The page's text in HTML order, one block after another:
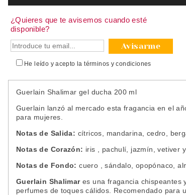
¿Quieres que te avisemos cuando esté
disponible?
Avisarme
He leído y acepto latérminos y condiciones
Guerlain Shalimar gel ducha 200 ml
Guerlain lanzó al mercado esta fragancia en el
para mujeres.
Notas de Salida: cítricos, mandarina, cedro,
Notas de Corazón: iris , pachulí, jazmín, vetiver y
Notas de Fondo: cuero , sándalo, opopónaco,
Guerlain Shalimares una fragancia chispeantes
perfumes de toques cálidos. Recomendado para